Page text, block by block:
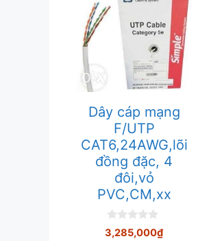
Dây cáp mạng
F/UTP
CAT6,24AWG,lõi
đồng đặc, 4
đôi,vỏ
PVC,CM,xx
0
n
3,285,000₫